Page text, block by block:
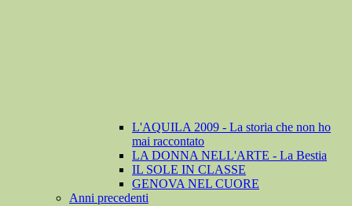
L'AQUILA 2009 - La storia che non ho
mai raccontato
LA DONNA NELL'ARTE - La Bestia
IL SOLE IN CLASSE
GENOVA NEL CUORE
Anni precedenti